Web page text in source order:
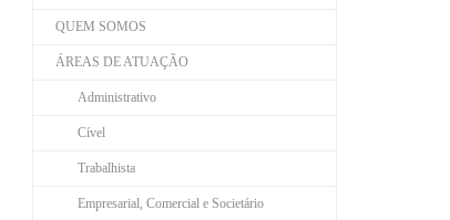
QUEM SOMOS
ÁREAS DE ATUAÇÃO
Administrativo
Cível
Trabalhista
Empresarial, Comercial e Societário